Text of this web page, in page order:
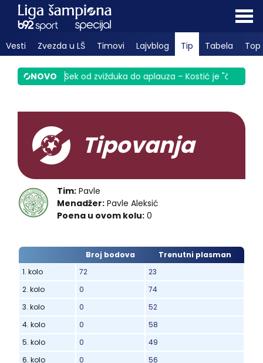
Vesti Zvezda u LŠ Timovi Lajvblog Tip Tabela Top
NOVO
Srbiju| Sek od zvižduka do aplauza – Kostić je "čigra"
Tipovanja
Tim: Pavle
Menadžer: Pavle Aleksić
Poena u ovom kolu: 0
Broj bodova
Trenutni plasman
1. kolo
72
23
2. kolo
0
74
3. kolo
0
52
4. kolo
0
58
5. kolo
0
49
6. kolo
0
56